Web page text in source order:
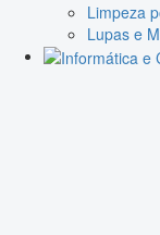
Limpeza
Lupas e